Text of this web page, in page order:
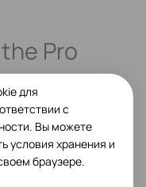
Pro
without
to
для
с
Вы можете
условия хранения и
браузере.